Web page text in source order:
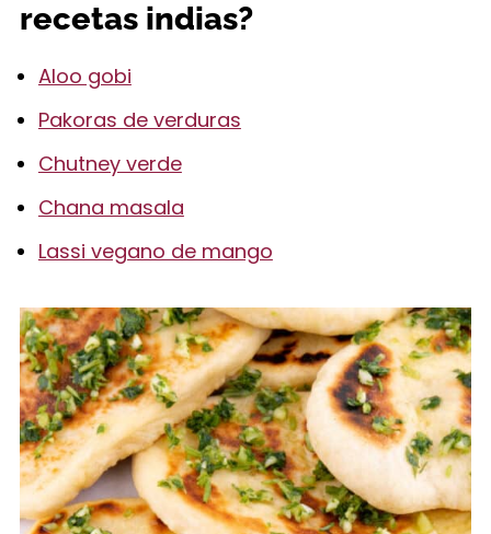
recetas indias?
Aloo gobi
Pakoras de verduras
Chutney verde
Chana masala
Lassi vegano de mango